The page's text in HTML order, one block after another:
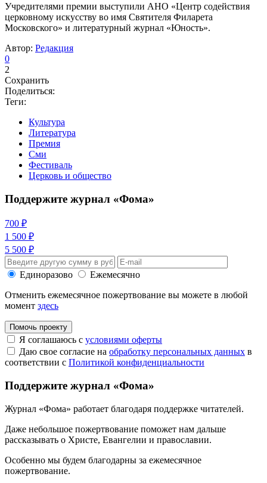
Учредителями премии выступили АНО «Центр содействия
церковному искусству во имя Святителя Филарета
Московского» и литературный журнал «Юность».
Автор: Редакция
0
2
Сохранить
Поделиться:
Теги:
Культура
Литература
Премия
Сми
Фестиваль
Церковь и общество
Поддержите журнал «Фома»
700 ₽
1 500 ₽
5 500 ₽
Единоразово
Ежемесячно
Отменить ежемесячное пожертвование вы можете в любой
момент здесь
Помочь проекту
Я соглашаюсь с условиями оферты
Даю свое согласие на обработку персональных данных в
соответствии с Политикой конфиденциальности
Поддержите журнал «Фома»
Журнал «Фома» работает благодаря поддержке читателей.
Даже небольшое пожертвование поможет нам дальше
рассказывать о Христе, Евангелии и православии.
Особенно мы будем благодарны за ежемесячное
пожертвование.